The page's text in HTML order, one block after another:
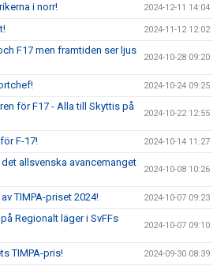
i norr! 2024-12-11 14:04
2024-11-12 12:02
F17 men framtiden ser ljus
2024-10-28 09:20
2024-10-24 09:25
för F17 - Alla till Skyttis på
2024-10-22 12:55
F-17! 2024-10-14 11:27
allsvenska avancemanget
2024-10-08 10:26
TIMPA-priset 2024! 2024-10-07 09:23
Regionalt läger i SvFFs
2024-10-07 09:10
TIMPA-pris! 2024-09-30 08:39